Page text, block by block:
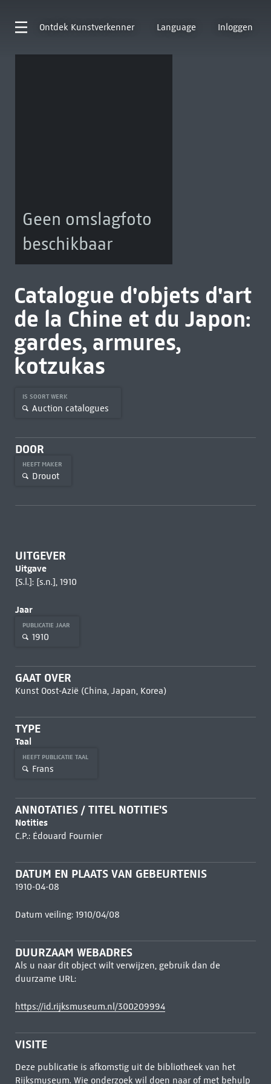
Ontdek Kunstverkenner Language Inloggen
Geen omslagfoto
beschikbaar
Catalogue d'objets d'art
de la Chine et du Japon:
gardes, armures,
kotzukas
IS SOORT WERK
Auction catalogues
DOOR
HEEFT MAKER
Drouot
UITGEVER
Uitgave
[S.l.]: [s.n.], 1910
Jaar
PUBLICATIE JAAR
1910
GAAT OVER
Kunst Oost-Azië (China, Japan, Korea)
TYPE
Taal
HEEFT PUBLICATIE TAAL
Frans
ANNOTATIES / TITEL NOTITIE'S
Notities
C.P.: Édouard Fournier
DATUM EN PLAATS VAN GEBEURTENIS
1910-04-08
Datum veiling: 1910/04/08
DUURZAAM WEBADRES
Als u naar dit object wilt verwijzen, gebruik dan de
duurzame URL:
https://id.rijksmuseum.nl/300209994
VISITE
Deze publicatie is afkomstig uit de bibliotheek van het
Rijksmuseum. Wie onderzoek wil doen naar of met behulp